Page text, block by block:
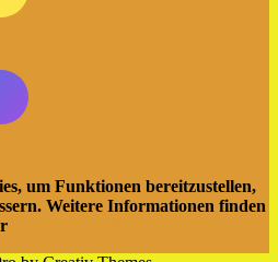
um Funktionen bereitzustellen,
Weitere Informationen finden